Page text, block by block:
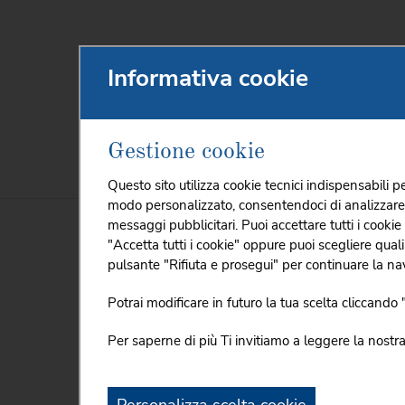
03/Mag
Eventi e Comunicati
Spot Titancoop
Informativa cookie
Gestione cookie
Questo sito utilizza cookie tecnici indispensabili
modo personalizzato, consentendoci di
messaggi pubblicitari. Puoi accettare tutti i
"Accetta tutti i cookie" oppure puoi scegliere
pulsante "Rifiuta e prosegui" per continuare la
Potrai modificare in futuro la tua scelta
Per saperne di più Ti invitiamo a leggere la nostra